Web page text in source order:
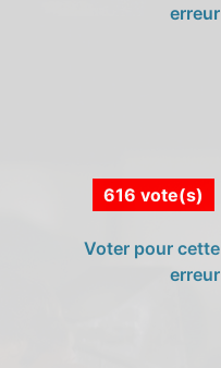
erreur
616 vote(s)
Voter pour cette
erreur